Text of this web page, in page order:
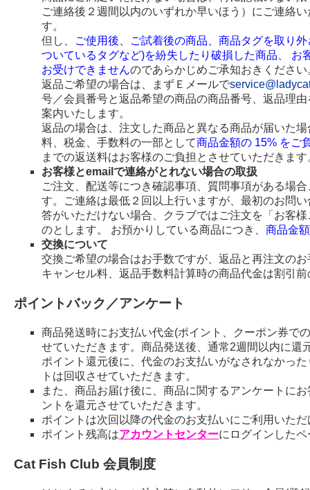
ご連絡後２週間以内のいずれか早いほう）にご連絡
す。
但し、
ご使用後、ご試着後の商品、商品タグを取り
ついているタグなど)を紛失したり破損した商品、
お受けできませんのであらかじめご承知おきください
返品ご希望の場合は、まずＥメールで
号／会員番号と返品希望の商品の商品番号、返品理
案内いたします。
返品の場合は、注文した商品と異なる商品が届いた
料、税金、手数料の一部として商品金額の 15% をご
までの返送料はお客様のご負担とさせていただきます
お客様とemailで連絡がとれない場合の取扱
ご注文、配送等につき確認事項、質問事項がある場
す。ご連絡は最低２回以上行いますが、最初のお問
答がいただけない場合、クラブではご注文を「お客
のとします。 お預かりしている商品につき、 商品金
交換について
交換ご希望の場合はお手数ですが、返品と再注文の
キャンセル料、返品手数料計算時の商品代金は割引
ポイントバック／アンケート
商品発送時にお支払い代金(ポイント、クーポン券で
せていただきます。商品発送後、通常2週間以内に還
ポイント還元後に、代金のお支払いがなされなかっ
トは回収させていただきます。
また、商品お届け後に、商品に関するアンケートに
ントを還元させていただきます。
ポイントは次回以降の代金のお支払いにご利用いた
ポイント残高はアカウントセンターにログインした
Cat Fish Club 会員制度